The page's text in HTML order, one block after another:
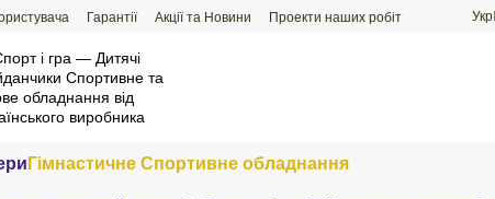
Гарантії Акції та Новини
Проекти наших робіт
Укр
Гімнастичне Спортивне обладнання